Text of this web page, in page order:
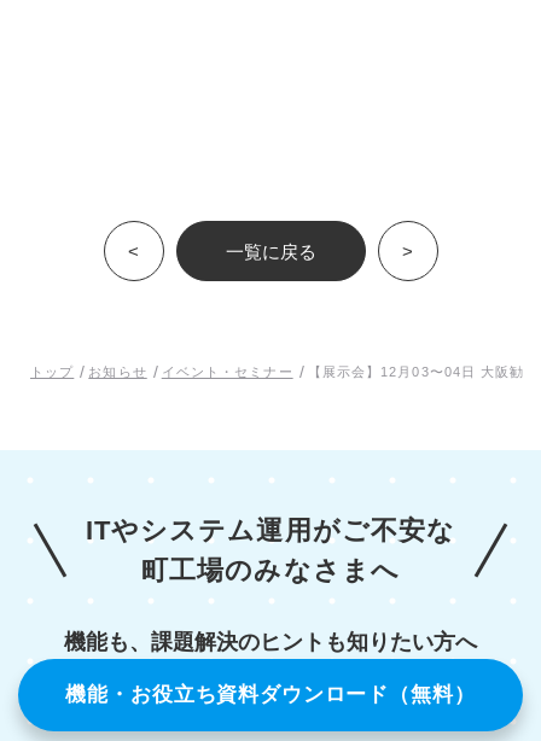
< 一覧に戻る >
トップ / お知らせ / イベント・セミナー / 【展示会】12月03〜04日 大阪勧
ITやシステム運用がご不安な
町工場のみなさまへ
機能も、課題解決のヒントも知りたい方へ
機能・お役立ち資料ダウンロード（無料）